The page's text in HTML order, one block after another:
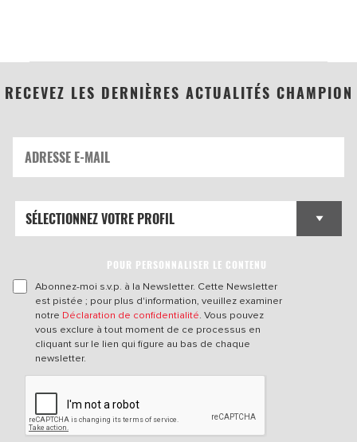
RECEVEZ LES DERNIÈRES ACTUALITÉS CHAMPION
POUR PERSONNALISER LE CONTENU
Abonnez-moi s.v.p. à la Newsletter. Cette Newsletter
est pistée ; pour plus d'information, veuillez examiner
notre Déclaration de confidentialité. Vous pouvez
vous exclure à tout moment de ce processus en
cliquant sur le lien qui figure au bas de chaque
newsletter.